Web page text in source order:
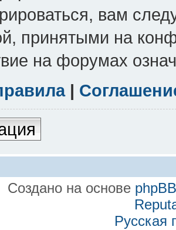
вам
принятыми на
на форумах
|
Создано на основе phpBB
Русская